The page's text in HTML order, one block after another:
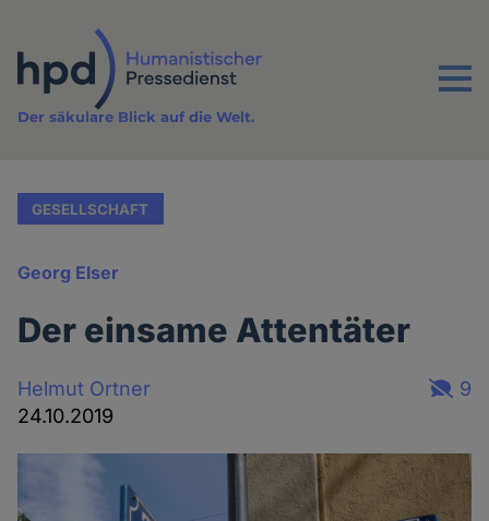
Inhalt
Menu
Der säkulare Blick auf die Welt.
GESELLSCHAFT
Georg Elser
Der einsame Attentäter
Helmut Ortner
24.10.2019
9